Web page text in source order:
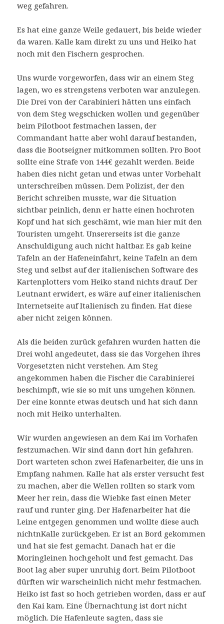
weg gefahren.
Es hat eine ganze Weile gedauert, bis beide wieder
da waren. Kalle kam direkt zu uns und Heiko hat
noch mit den Fischern gesprochen.
Uns wurde vorgeworfen, dass wir an einem Steg
lagen, wo es strengstens verboten war anzulegen.
Die Drei von der Carabinieri hätten uns einfach
von dem Steg wegschicken wollen und gegenüber
beim Pilotboot festmachen lassen, der
Commandant hatte aber wohl darauf bestanden,
dass die Bootseigner mitkommen sollten. Pro Boot
sollte eine Strafe von 144€ gezahlt werden. Beide
haben dies nicht getan und etwas unter Vorbehalt
unterschreiben müssen. Dem Polizist, der den
Bericht schreiben musste, war die Situation
sichtbar peinlich, denn er hatte einen hochroten
Kopf und hat sich geschämt, wie man hier mit den
Touristen umgeht. Unsererseits ist die ganze
Anschuldigung auch nicht haltbar. Es gab keine
Tafeln an der Hafeneinfahrt, keine Tafeln an dem
Steg und selbst auf der italienischen Software des
Kartenplotters vom Heiko stand nichts drauf. Der
Leutnant erwidert, es wäre auf einer italienischen
Internetseite auf Italienisch zu finden. Hat diese
aber nicht zeigen können.
Als die beiden zurück gefahren wurden hatten die
Drei wohl angedeutet, dass sie das Vorgehen ihres
Vorgesetzten nicht verstehen. Am Steg
angekommen haben die Fischer die Carabinierei
beschimpft, wie sie so mit uns umgehen können.
Der eine konnte etwas deutsch und hat sich dann
noch mit Heiko unterhalten.
Wir wurden angewiesen an dem Kai im Vorhafen
festzumachen. Wir sind dann dort hin gefahren.
Dort warteten schon zwei Hafenarbeiter, die uns in
Empfang nahmen. Kalle hat als erster versucht fest
zu machen, aber die Wellen rollten so stark vom
Meer her rein, dass die Wiebke fast einen Meter
rauf und runter ging. Der Hafenarbeiter hat die
Leine entgegen genommen und wollte diese auch
nichtnKalle zurückgeben. Er ist an Bord gekommen
und hat sie fest gemacht. Danach hat er die
Moringleinen hochgeholt und fest gemacht. Das
Boot lag aber super unruhig dort. Beim Pilotboot
dürften wir warscheinlich nicht mehr festmachen.
Heiko ist fast so hoch getrieben worden, dass er auf
den Kai kam. Eine Übernachtung ist dort nicht
möglich. Die Hafenleute sagten, dass sie